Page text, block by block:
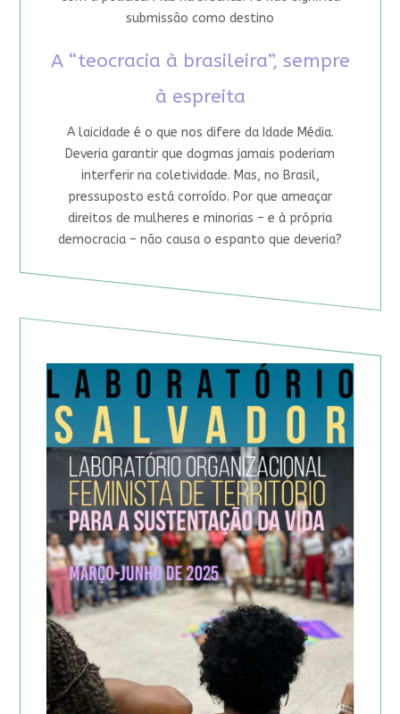
submissão como destino
A “teocracia à brasileira”, sempre
à espreita
A laicidade é o que nos difere da Idade Média.
Deveria garantir que dogmas jamais poderiam
interferir na coletividade. Mas, no Brasil,
pressuposto está corroído. Por que ameaçar
direitos de mulheres e minorias – e à própria
democracia – não causa o espanto que deveria?